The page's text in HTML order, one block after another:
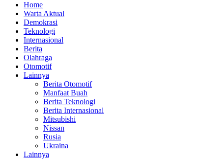
Home
Warta Aktual
Demokrasi
Teknologi
Internasional
Berita
Olahraga
Otomotif
Lainnya
Berita Otomotif
Manfaat Buah
Berita Teknologi
Berita Internasional
Mitsubishi
Nissan
Rusia
Ukraina
Lainnya